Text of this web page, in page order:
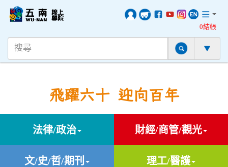
0結帳
飛躍六十 迎向百年
法律/政治 財經/商管/觀光
文/史/哲/期刊 理工/醫護